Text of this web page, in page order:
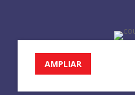
AMPLIAR